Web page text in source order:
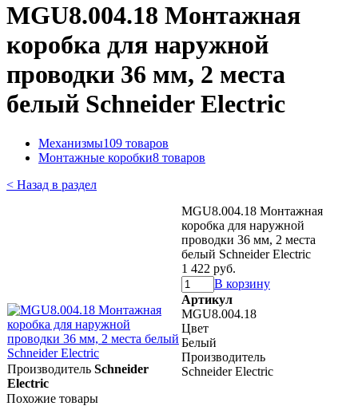
MGU8.004.18 Монтажная
коробка для наружной
проводки 36 мм, 2 места
белый Schneider Electric
Механизмы109 товаров
Монтажные коробки8 товаров
< Назад в раздел
MGU8.004.18 Монтажная
коробка для наружной
проводки 36 мм, 2 места
белый Schneider Electric
1 422 руб.
В корзину
Артикул
MGU8.004.18
Цвет
Белый
Производитель
Schneider Electric
Производитель Schneider
Electric
Похожие товары